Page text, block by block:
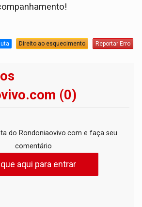
Direito ao esquecimento Reportar Erro
(0)
do Rondoniaovivo.com e faça seu
comentário
aqui para entrar